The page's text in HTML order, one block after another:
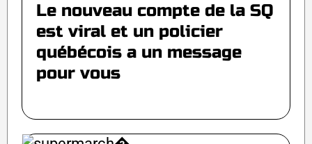
Le nouveau compte de la SQ
est viral et un policier
québécois a un message
pour vous